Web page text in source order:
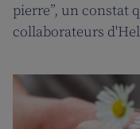
pierre”, un constat
collaborateurs
pourquoi nous
‘ligne d’oxygène’
nos soignant(e)s,